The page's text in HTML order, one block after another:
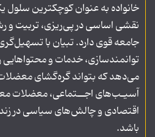
خانواده به عنوان کوچکترین سلول
نقشی اساسی در پی‌ریزی، تربیت و
جامعه قوی دارد. تبیان با
توانمندسازی، خدمات و محتواهایی
می‌دهد که بتواند گره‌گشای
آسیـب‌های اجــتماعی، معضلات
اقتصادی و چالش‌های سیاسی در
باشد.